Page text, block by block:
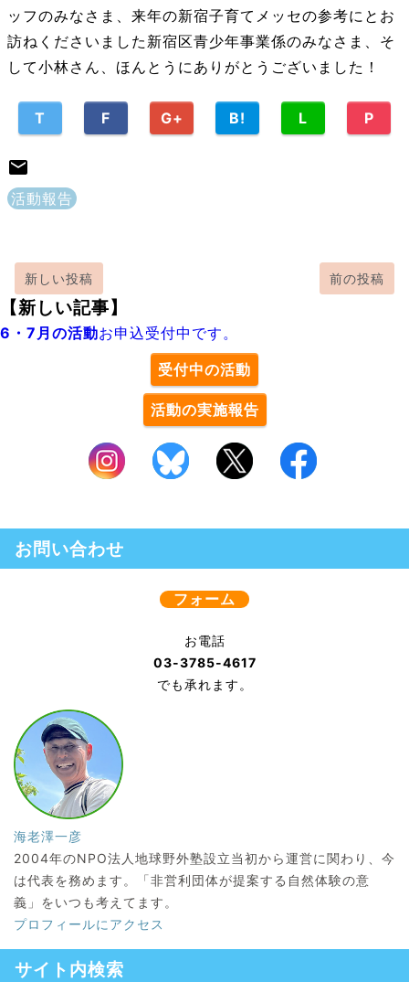
ッフのみなさま、来年の新宿子育てメッセの参考にとお
訪ねくださいました新宿区青少年事業係のみなさま、そ
して小林さん、ほんとうにありがとうございました！
T F G+ B! L P
活動報告
新しい投稿 前の投稿
【新しい記事】
6・7月の活動お申込受付中です。
受付中の活動
活動の実施報告
お問い合わせ
フォーム
お電話
03-3785-4617
でも承れます。
海老澤一彦
2004年のNPO法人地球野外塾設立当初から運営に関わり、今
は代表を務めます。「非営利団体が提案する自然体験の意
義」をいつも考えてます。
プロフィールにアクセス
サイト内検索